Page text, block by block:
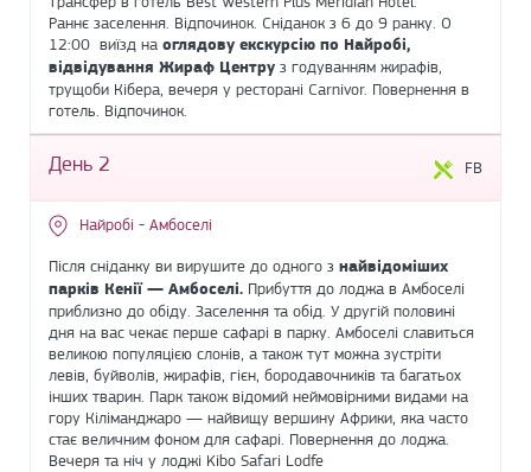
Раннє заселення. Відпочинок. Сніданок з 6 до 9 ранку. О
12:00 виїзд на оглядову екскурсію по Найробі,
відвідування Жираф Центру з годуванням жирафів,
трущоби Кібера, вечеря у ресторані Carnivor. Повернення в
готель. Відпочинок.
День 2 FB
Найробі - Амбоселі
Після сніданку ви вирушите до одного з найвідоміших
парків Кенії — Амбоселі. Прибуття до лоджа в Амбоселі
приблизно до обіду. Заселення та обід. У другій половині
дня на вас чекає перше сафарі в парку. Амбоселі славиться
великою популяцією слонів, а також тут можна зустріти
левів, буйволів, жирафів, гієн, бородавочників та багатьох
інших тварин. Парк також відомий неймовірними видами на
гору Кіліманджаро — найвищу вершину Африки, яка часто
стає величним фоном для сафарі. Повернення до лоджа.
Вечеря та ніч у лоджі Kibo Safari Lodfe